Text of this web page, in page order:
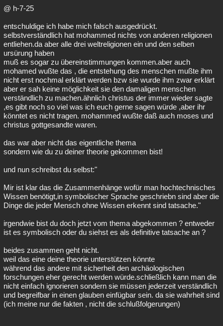
@ h-7-25
entschuldige ich habe mich falsch ausgedrückt.
selbstverständlich hat mohammed nichts von anderen religionen
entliehen.da aber alle drei weltreligionen ein und den selben
ursürung haben
muß es sogar zu übereinstimmungen kommen.aber auch
mohamed wußte das , die entstehung des menschen mußte ihm
nicht erst nochmal erklärt werden bzw sie wurde ihm zwar erklärt
aber er sah keine möglichkeit sie den damaligen menschen
verständlich zu machen.ähnlich christus der immer wieder sagte
,es gibt noch so viel was ich euch gerne sagen würde ,aber ihr
könntet es nicht tragen. mohammed wußte daß auch moses und
christus gottgesandte waren.
das war aber nicht das eigentliche thema
sondern wie du zu deiner theorie gekommen bist!
und nun schreibst du selbst:"
Mir ist klar das die Zusammenhänge wofür man hochtechnisches
Wissen benötigt,in symbolischer Sprache geschriebn sind aber die
Dinge die jeder Mensch ohne Wissen erkennt sind tatsache."
irgendwie bist du doch jetzt vom thema abgekommen ? entweder
ist es symbolisch oder du siehst es als definitive tatsache an ?
beides zusammen geht nicht.
weil das eine deine theorie unterstützen könnte
während das andere mit sicherheit den archäologischen
forschungen eher gerecht werden würde.schließlich kann man die
nicht einfach ignorieren sondern sie müssen jederzeit verständlich
und begreifbar in einen glauben einfügbar sein. da sie wahrheit sind
(ich meine nur die fakten , nicht die schlußfolgerungen)